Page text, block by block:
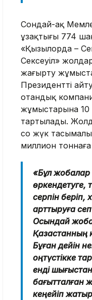
Сондай-ақ
ұзақтығы 774
«Қызылорда –
Сексеуіл»
жаңғырту
Президенттің
отандық
жұмыстарына
тартылады.
соң жүк
миллион тоннаға
«Бұл
өркендетуге,
серпін беріп,
арттыруға
Осындай
Қазақстанның
Бұған дейін
оңтүстікке
енді шығыстан
бағытталған
кеңейіп